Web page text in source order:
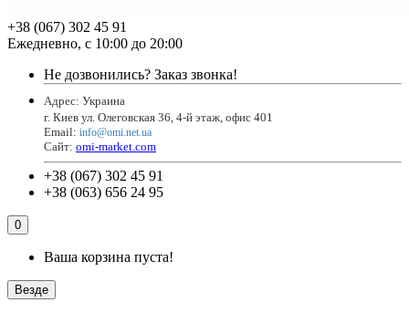
+38 (067) 302 45 91
Ежедневно, с 10:00 до 20:00
Не дозвонились? Заказ звонка!
Адрес: Украина
г. Киев ул. Олеговская 36, 4-й этаж, офис 401
Email: info@omi.net.ua
Сайт: omi-market.com
+38 (067) 302 45 91
+38 (063) 656 24 95
0
Ваша корзина пуста!
Везде